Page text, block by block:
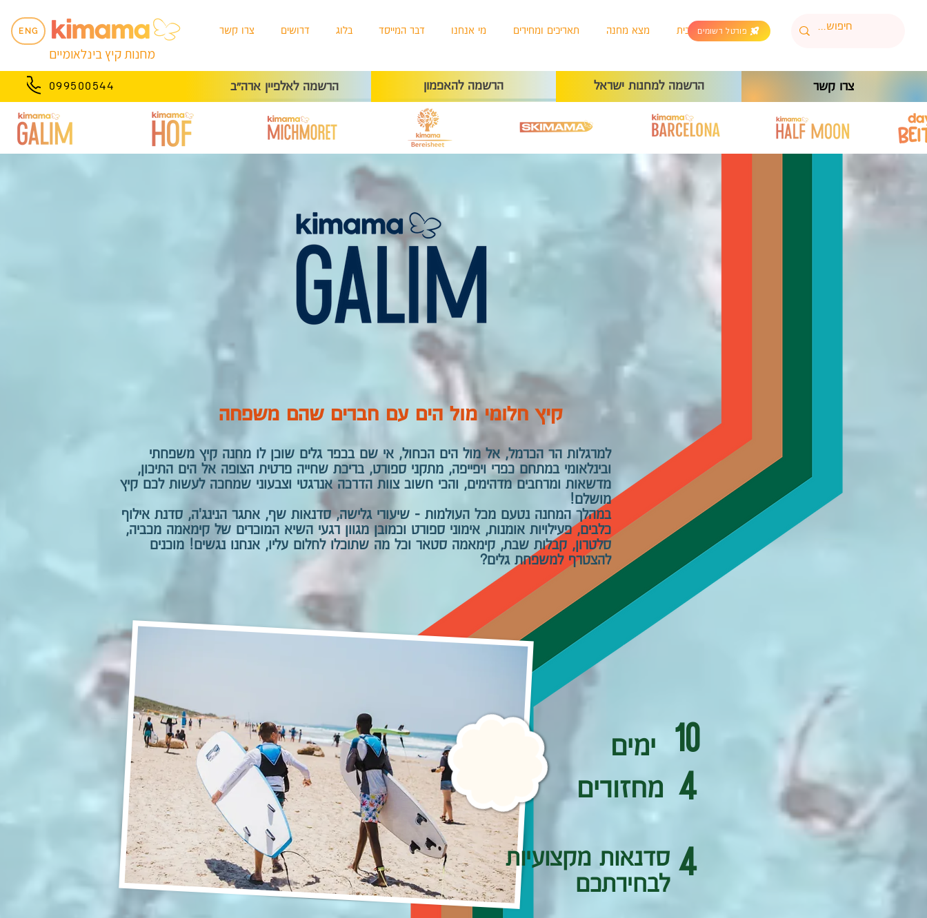
ENG
מחנות קיץ בינלאומיים
בית מצא מחנה תאריכים ומחירים מי אנחנו דבר המייסד בלוג דרושים צרו קשר פורטל רשומים
099500544 הרשמה לאלפיין ארה״ב הרשמה להאפמון הרשמה למחנות ישראל צרו קשר
למרגלות הר הכרמל, אל מול הים הכחול, אי שם בכפר גלים שוכן לו מחנה קיץ משפחתי
ובינלאומי במתחם כפרי ויפייפה, מתקני ספורט, בריכת שחייה פרטית הצופה אל הים התיכון,
מדשאות ומרחבים מדהימים, והכי חשוב צוות הדרכה אנרגטי וצבעוני שמחכה לעשות לכם קיץ
מושלם!
במהלך המחנה נטעם מכל העולמות - שיעורי גלישה, סדנאות שף, אתגר הנינג'ה, סדנת אילוף
כלבים, פעילויות אומנות, אימוני ספורט וכמובן מגוון רגעי השיא המוכרים של קימאמה מכביה,
סלטרון, קבלות שבת, קימאמה סטאר וכל מה שתוכלו לחלום עליו, אנחנו נגשים! מוכנים
להצטרף למשפחת גלים?
קיץ חלומי מול הים עם חברים שהם משפחה
10
4
4
ימים
מחזורים
סדנאות מקצועיות
לבחירתכם